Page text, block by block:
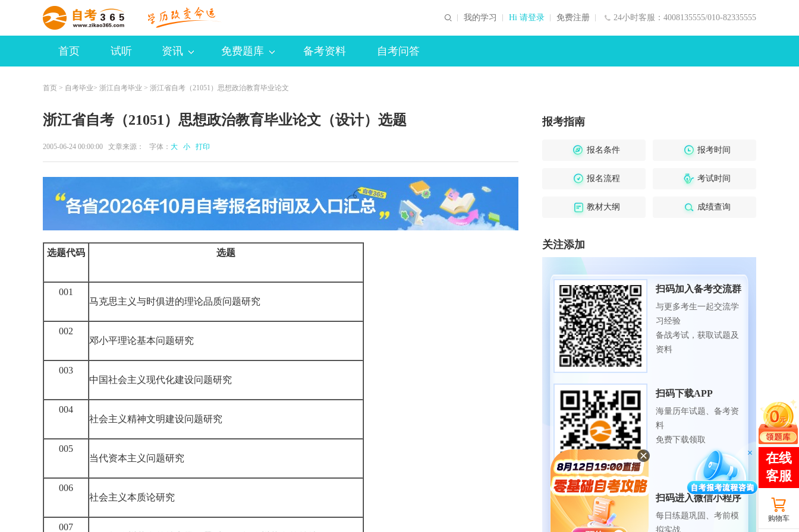
24小时客服：4008135555/010-82335555
我的学习 Hi 请登录 免费注册
首页 试听 资讯 免费题库 备考资料 自考问答
首页 > 自考毕业> 浙江自考毕业 > 浙江省自考（21051）思想政治教育毕业论文
浙江省自考（21051）思想政治教育毕业论文（设计）选题
2005-06-24 00:00:00 文章来源： 字体： 大 小 打印
选题代码 选题
001
马克思主义与时俱进的理论品质问题研究
002
邓小平理论基本问题研究
003
中国社会主义现代化建设问题研究
004
社会主义精神文明建设问题研究
005
当代资本主义问题研究
006
社会主义本质论研究
007
报考指南
报名条件 报考时间
报名流程 考试时间
教材大纲 成绩查询
关注添加
扫码加入备考交流群
与更多考生一起交流学
习经验
备战考试，获取试题及
资料
扫码下载APP
海量历年试题、备考资
料
免费下载领取
扫码进入微信小程序
每日练题巩固、考前模
拟实战
购物车